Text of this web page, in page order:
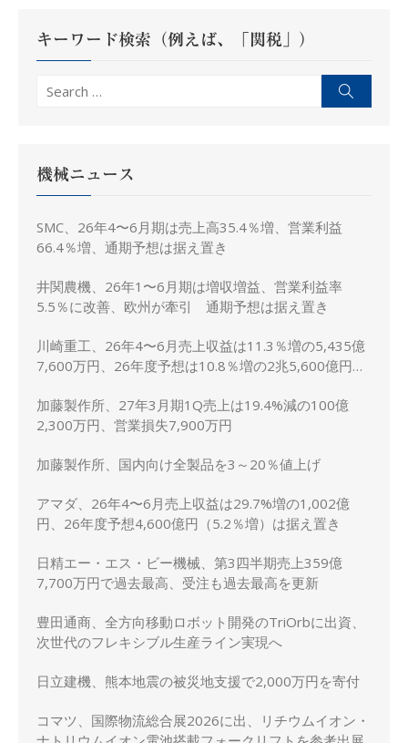
シ
ョ
キーワード検索（例えば、「関税」）
Search
機械ニュース
SMC、26年4〜6月期は売上高35.4％増、営業利益
66.4％増、通期予想は据え置き
井関農機、26年1〜6月期は増収増益、営業利益率
5.5％に改善、欧州が牽引 通期予想は据え置き
川崎重工、26年4〜6月売上収益は11.3％増の5,435億
7,600万円、26年度予想は10.8％増の2兆5,600億円に
加藤製作所、27年3月期1Q売上は19.4%減の100億
2,300万円、営業損失7,900万円
加藤製作所、国内向け全製品を3～20％値上げ
アマダ、26年4〜6月売上収益は29.7%増の1,002億
円、26年度予想4,600億円（5.2％増）は据え置き
日精エー・エス・ビー機械、第3四半期売上359億
7,700万円で過去最高、受注も過去最高を更新
豊田通商、全方向移動ロボット開発のTriOrbに出資、
次世代のフレキシブル生産ライン実現へ
日立建機、熊本地震の被災地支援で2,000万円を寄付
コマツ、国際物流総合展2026に出、リチウムイオン・